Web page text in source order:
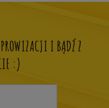
I BĄDŹ Z
:)